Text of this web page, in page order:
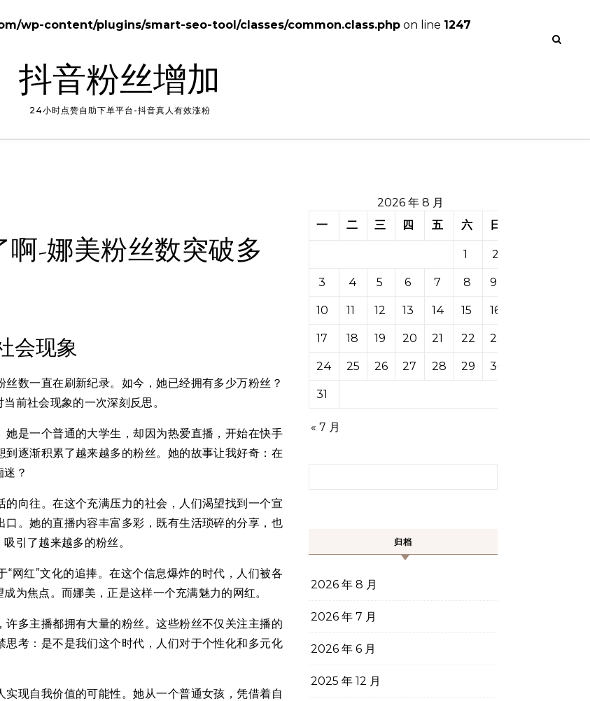
wp-content/plugins/smart-seo-tool/classes/common.class.php on line 1247
抖音粉丝增加
24小时点赞自助下单平台-抖音真人有效涨粉
-娜美粉丝数突破多
会现象
数一直在刷新纪录。如今，她已经拥有多少万粉丝？
前社会现象的一次深刻反思。
是一个普通的大学生，却因为热爱直播，开始在快手
逐渐积累了越来越多的粉丝。她的故事让我好奇：在
？
向往。在这个充满压力的社会，人们渴望找到一个宣
。她的直播内容丰富多彩，既有生活琐碎的分享，也
引了越来越多的粉丝。
网红”文化的追捧。在这个信息爆炸的时代，人们被各
为焦点。而娜美，正是这样一个充满魅力的网红。
多主播都拥有大量的粉丝。这些粉丝不仅关注主播的
考：是不是我们这个时代，人们对于个性化和多元化
现自我价值的可能性。她从一个普通女孩，凭借着自
2026 年 8 月
一
二 三 四 五 六 日
1 2
3 4 5 6 7 8 9
10 11 12 13 14 15 16
17 18 19 20 21 22 23
24 25 26 27 28 29 30
31
« 7 月
归档
2026 年 8 月
2026 年 7 月
2026 年 6 月
2025 年 12 月